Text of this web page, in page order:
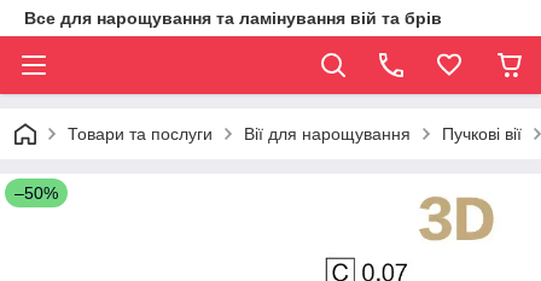
Все для нарощування та ламінування вій та брів
Товари та послуги Вії для нарощування Пучкові вії
–50%